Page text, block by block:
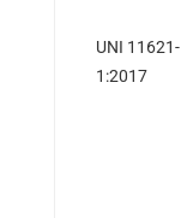
UNI 11621-
1:2017